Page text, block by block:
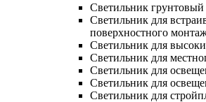
Светильник грунтовый
Светильник для
поверхностного
Светильник для
Светильник для
Светильник для
Светильник для
Светильник для